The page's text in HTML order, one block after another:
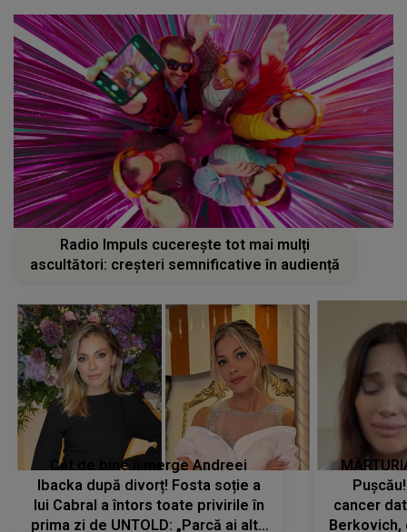
Radio Impuls cucerește tot mai mulți
ascultători: creșteri semnificative în audiență
Cât de bine îi merge Andreei
Ibacka după divorț! Fosta soție a
lui Cabral a întors toate privirile în
prima zi de UNTOLD: „Parcă ai altă
cancer
Berkovich,